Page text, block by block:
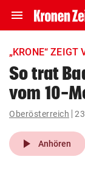
menu Navigation
ein-/
account_circle Anmelden
pin_drop
Wien
„KRONE“ ZEIGT
So trat
vom 10-
Oberösterreich
play_arrow Anhören